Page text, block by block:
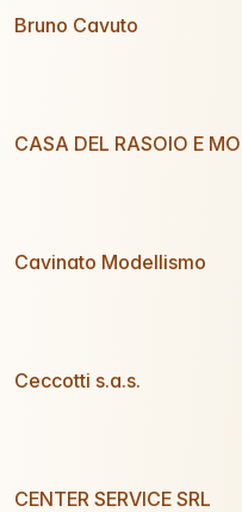
Bruno Cavuto
CASA DEL RASOIO E
Cavinato Modellismo
Ceccotti s.a.s.
CENTER SERVICE SRL